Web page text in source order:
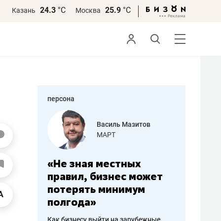
Казань 24.3 °С Москва 25.9 °С
персона
работа
Василь Мазитов
МАРТ
«Не зная местных
правил, бизнес может
потерять минимум
полгода»